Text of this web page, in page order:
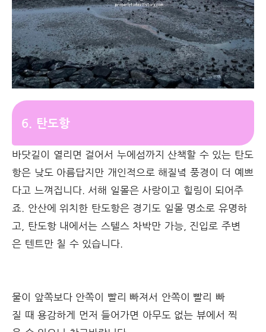
6. 탄도항
바닷길이 열리면 걸어서 누에섬까지 산책할 수 있는 탄도
항은 낮도 아름답지만 개인적으로 해질녘 풍경이 더 예쁘
다고 느껴집니다. 서해 일몰은 사랑이고 힐링이 되어주
죠. 안산에 위치한 탄도항은 경기도 일몰 명소로 유명하
고, 탄도항 내에서는 스텔스 차박만 가능, 진입로 주변
은 텐트만 칠 수 있습니다.
물이 앞쪽보다 안쪽이 빨리 빠져서 안쪽이 빨리 빠
질 때 용감하게 먼저 들어가면 아무도 없는 뷰에서 찍